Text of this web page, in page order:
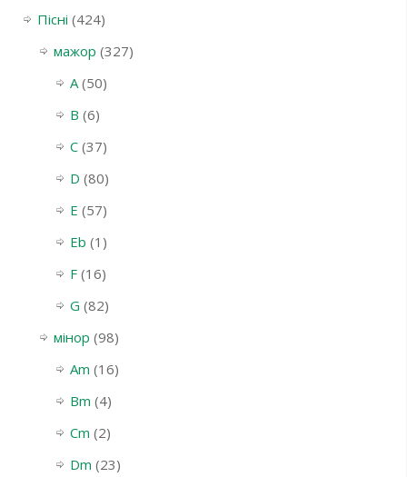
Пісні (424)
мажор (327)
A(50)
B (6)
C(37)
D (80)
E (57)
Eb (1)
F(16)
G (82)
мінор (98)
Am (16)
Bm (4)
Cm (2)
Dm (23)